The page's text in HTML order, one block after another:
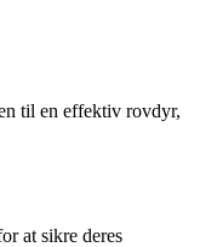
til en effektiv rovdyr,
at sikre deres